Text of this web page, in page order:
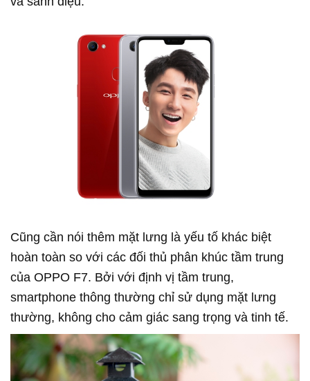
Cũng cần nói thêm mặt lưng là yếu tố khác biệt
hoàn toàn so với các đối thủ phân khúc tầm trung
của OPPO F7. Bởi với định vị tầm trung,
smartphone thông thường chỉ sử dụng mặt lưng
thường, không cho cảm giác sang trọng và tinh tế.